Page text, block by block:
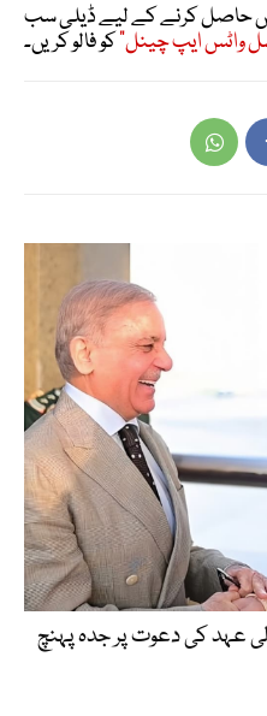
حاصل کرنے کے لیے ڈیلی سب
واٹس ایپ چینل"کو فالو کریں۔
عہد کی دعوت پر جدہ پہنچ